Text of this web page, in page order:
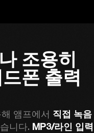
조용히
폰 출력
앰프에서 직접 녹음
니다. MP3/라인 입력